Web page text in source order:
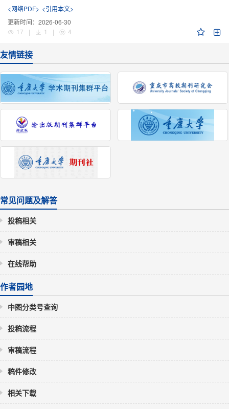
<网络PDF> <引用本文>
更新时间： 2026-06-30
17
| 1 | 4
友情链接
常见问题及解答
投稿相关
审稿相关
在线帮助
作者园地
中图分类号查询
投稿流程
审稿流程
稿件修改
相关下载